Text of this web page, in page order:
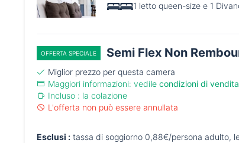
1 letto queen-size e 1
OFFERTA SPECIALE Semi Flex Non
Miglior prezzo per questa camera
Maggiori informazioni: vedile condizioni di
Incluso : la colazione
L'offerta non può essere annullata
Esclusi : tassa di soggiorno 0,88€/persona adulto,